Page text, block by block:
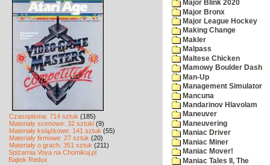
Czasopisma: 714 sztuk (185)
Materiały scenowe: 32 sztuki (9)
Materiały książkowe: 141 sztuk (55)
Materiały firmowe: 27 sztuk (20)
Materiały o grach: 351 sztuk (211)
Spiżarnia Voya na Chomikuj.pl
Bajtek Redux
Major Blink 2020
Major Bronx
Major League Hockey
Making Change
Makler
Malpass
Maltese Chicken
Mamowy Boulder Dash
Man-Up
Management Simulator
Mancuna
Mandarinov Hlavolam
Maneuver
Maneuvering
Maniac Driver
Maniac Miner
Maniac Mover!
Maniac Tales II, The